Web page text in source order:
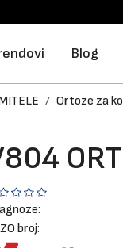
Blog
Ortoze za
broj: